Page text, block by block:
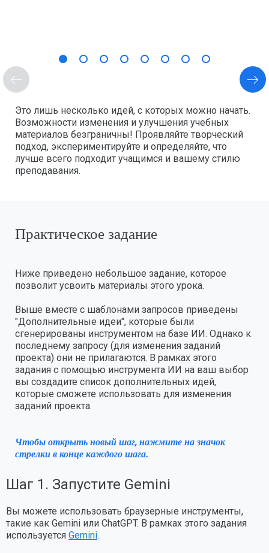
Это лишь несколько идей, с которых можно начать.
Возможности изменения и улучшения учебных
материалов безграничны! Проявляйте творческий
подход, экспериментируйте и определяйте, что
лучше всего подходит учащимся и вашему стилю
преподавания.
Практическое задание
Ниже приведено небольшое задание, которое
позволит усвоить материалы этого урока.
Выше вместе с шаблонами запросов приведены
"Дополнительные идеи", которые были
сгенерированы инструментом на базе ИИ. Однако к
последнему запросу (для изменения заданий
проекта) они не прилагаются. В рамках этого
задания с помощью инструмента ИИ на ваш выбор
вы создадите список дополнительных идей,
которые сможете использовать для изменения
заданий проекта.
Чтобы открыть новый шаг, нажмите на значок
стрелки в конце каждого шага.
Шаг 1. Запустите Gemini
Вы можете использовать браузерные инструменты,
такие как Gemini или ChatGPT. В рамках этого задания
используется Gemini.